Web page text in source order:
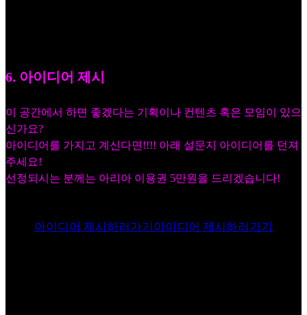
6. 아이디어 제시
이 공간에서 하면 좋겠다는 기획이나 컨텐츠 혹은 모임이 있으
신가요?
아이디어를 가지고 계신다면!!!! 아래 설문지 아이디어를 던져
주세요!
선정되시는 분께는 아리아 이용권 5만원을 드리겠습니다!
아이디어 제시하러가기 아이디어 제시하러가기